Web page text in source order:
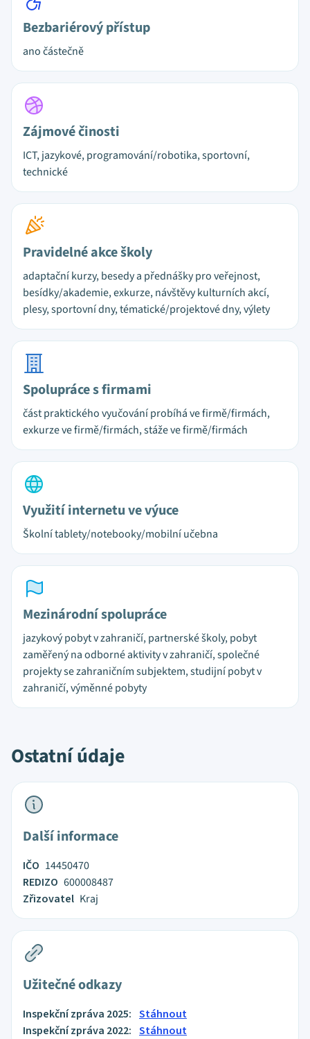
Bezbariérový přístup
ano částečně
Zájmové činosti
ICT, jazykové, programování/robotika, sportovní,
technické
Pravidelné akce školy
adaptační kurzy, besedy a přednášky pro veřejnost,
besídky/akademie, exkurze, návštěvy kulturních akcí,
plesy, sportovní dny, tématické/projektové dny, výlety
Spolupráce s firmami
část praktického vyučování probíhá ve firmě/firmách,
exkurze ve firmě/firmách, stáže ve firmě/firmách
Využití internetu ve výuce
Školní tablety/notebooky/mobilní učebna
Mezinárodní spolupráce
jazykový pobyt v zahraničí, partnerské školy, pobyt
zaměřený na odborné aktivity v zahraničí, společné
projekty se zahraničním subjektem, studijní pobyt v
zahraničí, výměnné pobyty
Ostatní údaje
Další informace
IČO 14450470
REDIZO 600008487
Zřizovatel Kraj
Užitečné odkazy
Inspekční zpráva 2025: Stáhnout
Inspekční zpráva 2022: Stáhnout